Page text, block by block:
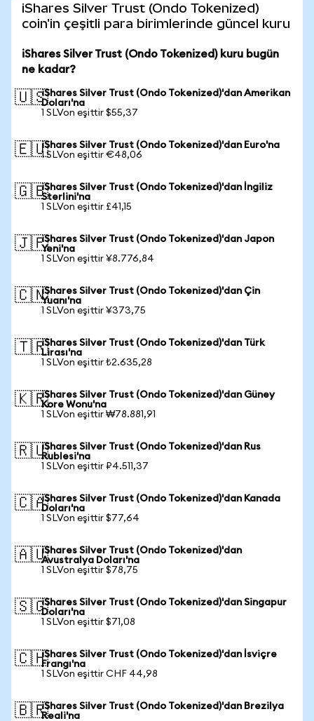
iShares Silver Trust (Ondo Tokenized)
coin'in çeşitli para birimlerinde güncel kuru
iShares Silver Trust (Ondo Tokenized) kuru bugün
ne kadar?
🇺🇸iShares Silver Trust (Ondo Tokenized)'dan Amerikan
Doları'na
1 SLVon eşittir $55,37
🇪🇺iShares Silver Trust (Ondo Tokenized)'dan Euro'na
1 SLVon eşittir €48,06
🇬🇧iShares Silver Trust (Ondo Tokenized)'dan İngiliz
Sterlini'na
1 SLVon eşittir £41,15
🇯🇵iShares Silver Trust (Ondo Tokenized)'dan Japon
Yeni'na
1 SLVon eşittir ¥8.776,84
🇨🇳iShares Silver Trust (Ondo Tokenized)'dan Çin
Yuanı'na
1 SLVon eşittir ¥373,75
🇹🇷iShares Silver Trust (Ondo Tokenized)'dan Türk
Lirası'na
1 SLVon eşittir ₺2.635,28
🇰🇷iShares Silver Trust (Ondo Tokenized)'dan Güney
Kore Wonu'na
1 SLVon eşittir ₩78.881,91
🇷🇺iShares Silver Trust (Ondo Tokenized)'dan Rus
Rublesi'na
1 SLVon eşittir ₽4.511,37
🇨🇦iShares Silver Trust (Ondo Tokenized)'dan Kanada
Doları'na
1 SLVon eşittir $77,64
🇦🇺iShares Silver Trust (Ondo Tokenized)'dan
Avustralya Doları'na
1 SLVon eşittir $78,75
🇸🇬iShares Silver Trust (Ondo Tokenized)'dan Singapur
Doları'na
1 SLVon eşittir $71,08
🇨🇭iShares Silver Trust (Ondo Tokenized)'dan İsviçre
Frangı'na
1 SLVon eşittir CHF 44,98
🇧🇷iShares Silver Trust (Ondo Tokenized)'dan Brezilya
Reali'na